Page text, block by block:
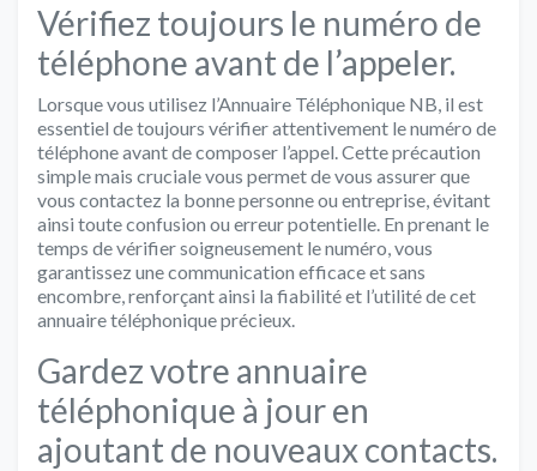
Vérifiez toujours le numéro de
téléphone avant de l’appeler.
Lorsque vous utilisez l’Annuaire Téléphonique NB, il est
essentiel de toujours vérifier attentivement le numéro de
téléphone avant de composer l’appel. Cette précaution
simple mais cruciale vous permet de vous assurer que
vous contactez la bonne personne ou entreprise, évitant
ainsi toute confusion ou erreur potentielle. En prenant le
temps de vérifier soigneusement le numéro, vous
garantissez une communication efficace et sans
encombre, renforçant ainsi la fiabilité et l’utilité de cet
annuaire téléphonique précieux.
Gardez votre annuaire
téléphonique à jour en
ajoutant de nouveaux contacts.